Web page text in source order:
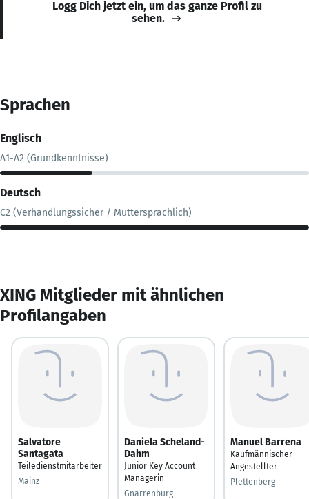
Logg Dich jetzt ein, um das ganze Profil zu
sehen.
Sprachen
Englisch
A1-A2 (Grundkenntnisse)
Deutsch
C2 (Verhandlungssicher / Muttersprachlich)
XING Mitglieder mit ähnlichen
Profilangaben
Salvatore
Santagata
Teiledienstmitarbeiter
Mainz
Daniela Scheland-
Dahm
Junior Key Account
Managerin
Gnarrenburg
Manuel Barrena
Kaufmännischer
Angestellter
Plettenberg